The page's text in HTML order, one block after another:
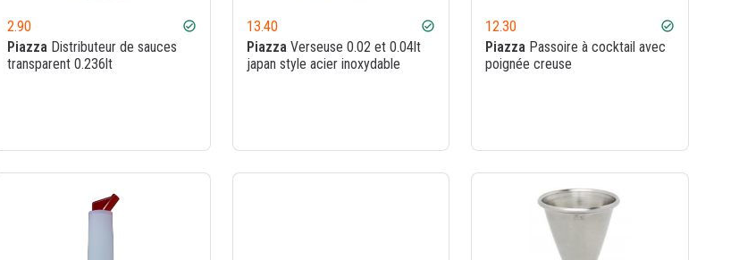
2.90 check_circle
PiazzaDistributeur de sauces
transparent 0.236lt
13.40 check_circle
PiazzaVerseuse 0.02 et 0.04lt
japan style acier inoxydable
12.30 check_circle
Piazza Passoire à cocktail avec
poignée creuse